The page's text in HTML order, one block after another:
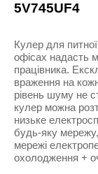
5V745UF4
Кулер для
офісах надасть
працівника.
враження на
рівень шуму не
кулер можна
низьке
будь-яку
мережі
охолодження +